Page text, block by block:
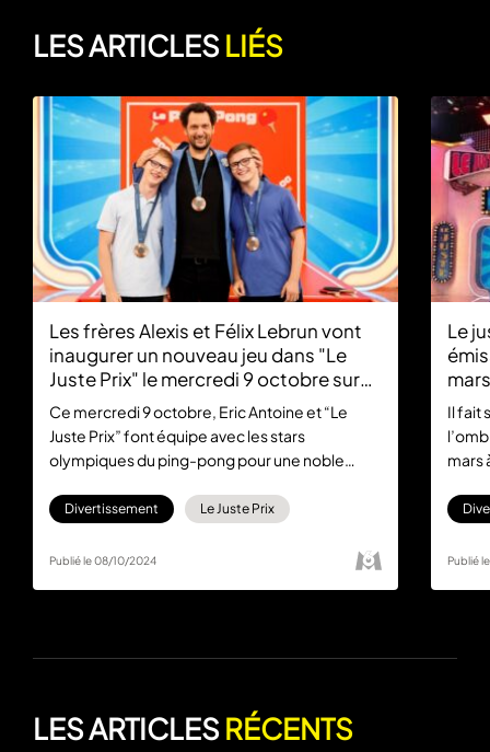
LES ARTICLESLIÉS
Les frères Alexis et Félix Lebrun vont
inaugurer un nouveau jeu dans "Le
Juste Prix" le mercredi 9 octobre sur
M6
Ce mercredi 9 octobre, Eric Antoine et “Le
Juste Prix” font équipe avec les stars
olympiques du ping-pong pour une noble
Divertissement Le Juste Prix
Publié le 08/10/2024
Le
Il fait
mars
6play.
Publié
LES ARTICLESRÉCENTS